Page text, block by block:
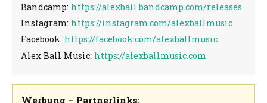
Bandcamp: https://alexball.bandcamp.com/releases
Instagram: https://instagram.com/alexballmusic
Facebook: https://facebook.com/alexballmusic
Alex Ball Music: https://alexballmusic.com
Werbung – Partnerlinks: